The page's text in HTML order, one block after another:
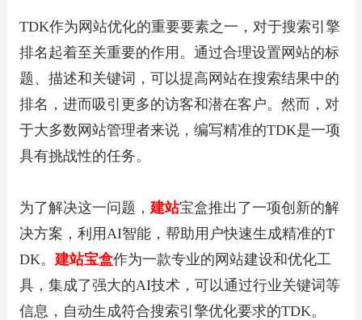
TDK作为网站优化的重要要素之一，对于搜索引擎
排名起着至关重要的作用。通过合理设置网站的标
题、描述和关键词，可以提高网站在搜索结果中的
排名，进而吸引更多的访客和潜在客户。然而，对
于大多数网站管理者来说，编写精准的TDK是一项
具有挑战性的任务。
为了解决这一问题， 建站宝盒推出了一项创新的解
决方案，利用AI智能，帮助用户快速生成精准的T
DK。 建站宝盒作为一款专业的网站建设和优化工
具，集成了强大的AI技术，可以通过行业关键词等
信息，自动生成符合搜索引擎优化要求的TDK。